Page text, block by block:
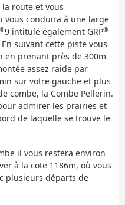
route et vous
conduira à une large
®9 intitulé également GRP®
suivant cette piste vous
en prenant près de 300m
assez raide par
sur votre gauche et plus
combe, la Combe Pellerin.
admirer les prairies et
de laquelle se trouve le
il vous restera environ
à la cote 1186m, où vous
plusieurs départs de